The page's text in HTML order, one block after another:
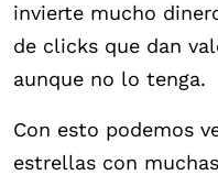
invierte mucho
de clicks que dan
aunque no lo tenga.
Con esto podemos
estrellas con